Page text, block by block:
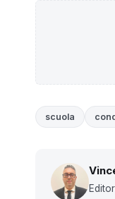
scuola